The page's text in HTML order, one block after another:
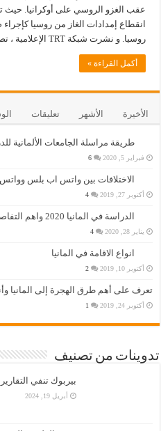
عقب الغزو الروسي على أوكرانيا. حيث
انقطاع إمدادات الغاز من روسيا
روسيا. و نشرت شبكة TRT الإعلامية ، تصريحاً لأحد الخبازين في مدينة …
أكمل القراءة »
الأخيرة الأشهر تعليقات
طريقة مراسلة الجامعات الألمانية
فبراير 5, 2020 6
الاختلافات بين واتس اب بلس
أكتوبر 27, 2019 4
الدراسة في المانيا 2020 واهم التفاصيل عنها
يناير 28, 2020 4
انواع الاقامة في المانيا
أكتوبر 10, 2019 2
تعرف على أهم طرق الهجرة إلى المانيا
أكتوبر 24, 2019 1
تدوينات من تصنيف
بيربوك تنفي
أبريل 19, 2024